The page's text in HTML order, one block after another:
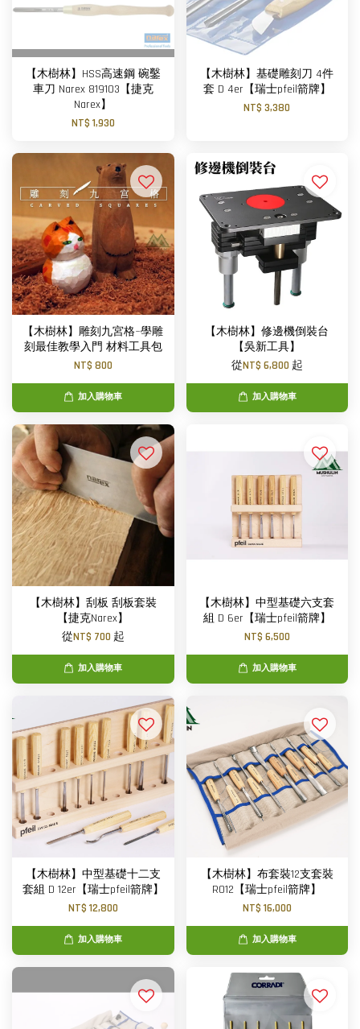
【木樹林】HSS高速鋼 碗鑿
車刀 Narex 819103【捷克
Narex】
NT$ 1,930
【木樹林】基礎雕刻刀 4件
套 D 4er【瑞士pfeil箭牌】
NT$ 3,380
【木樹林】雕刻九宮格~學雕
刻最佳教學入門 材料工具包
NT$ 800
加入購物車
【木樹林】修邊機倒裝台
【吳新工具】
從NT$ 6,800 起
加入購物車
【木樹林】刮板 刮板套裝
【捷克Narex】
從NT$ 700 起
加入購物車
【木樹林】中型基礎六支套
組 D 6er【瑞士pfeil箭牌】
NT$ 6,500
加入購物車
【木樹林】中型基礎十二支
套組 D 12er【瑞士pfeil箭牌】
NT$ 12,800
加入購物車
【木樹林】布套裝12支套裝
RO12【瑞士pfeil箭牌】
NT$ 16,000
加入購物車